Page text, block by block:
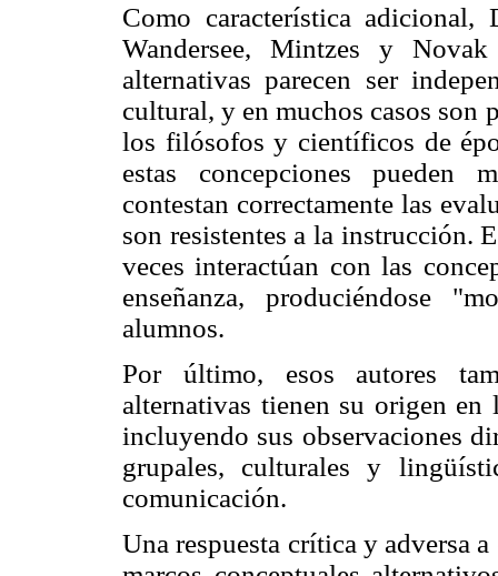
Como característica
Wandersee, Mintzes y
alternativas parecen ser
cultural, y en muchos casos son
los filósofos y científicos de
estas concepciones pueden
contestan correctamente las
son resistentes a la instrucción.
veces interactúan con las
enseñanza, produciéndose
alumnos.
Por último, esos autores
alternativas tienen su origen
incluyendo sus observaciones
grupales, culturales y
comunicación.
Una respuesta crítica y adversa